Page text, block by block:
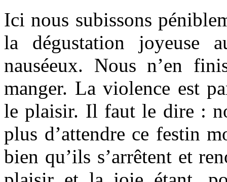
Ici nous subissons
la dégustation joyeuse
nauséeux. Nous n’en
manger. La violence est
le plaisir. Il faut le dire :
plus d’attendre ce festin
bien qu’ils s’arrêtent et